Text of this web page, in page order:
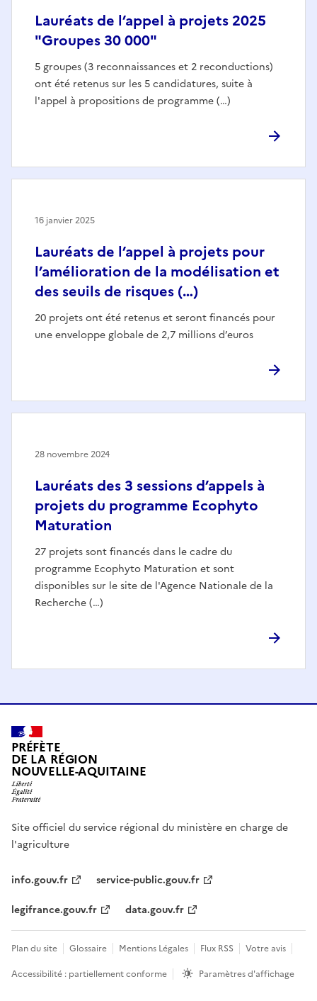
Lauréats de l’appel à projets 2025
"Groupes 30 000"
5 groupes (3 reconnaissances et 2 reconductions)
ont été retenus sur les 5 candidatures, suite à
l'appel à propositions de programme (…)
Lauréats de l’appel à projets pour
l’amélioration de la modélisation et
des seuils de risques (…)
20 projets ont été retenus et seront financés pour
une enveloppe globale de 2,7 millions d’euros
16 janvier 2025
Lauréats des 3 sessions d’appels à
projets du programme Ecophyto
Maturation
27 projets sont financés dans le cadre du
programme Ecophyto Maturation et sont
disponibles sur le site de l'Agence Nationale de la
Recherche (…)
28 novembre 2024
PRÉFÈTE
DE LA RÉGION
NOUVELLE-AQUITAINE
Site officiel du service régional du ministère en charge de
l'agriculture
info.gouv.fr
service-public.gouv.fr
legifrance.gouv.fr
data.gouv.fr
Plan du site Glossaire Mentions Légales Flux RSS
Votre avis
Accessibilité : partiellement conforme
Paramètres d'affichage